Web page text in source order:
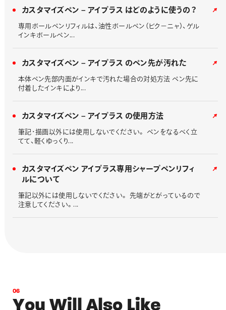
カスタマイズペン – アイプラス はどのように使うの？
専用ボールペンリフィルは、油性ボールペン（ビク－ニャ）、ゲル
インキボールペン...
カスタマイズペン – アイプラス のペン先が汚れた
本体ペン先部内面がインキで汚れた場合の対処方法 ペン先に
付着したインキにより...
カスタマイズペン – アイプラス の使用方法
筆記･描画以外には使用しないでください。 ペンをなるべく立
てて、軽くゆっくり...
カスタマイズペン アイプラス専用シャープペンリフィ
ルについて
筆記以外には使用しないでください。 先端がとがっているので
注意してください。...
06
You Will Also Like